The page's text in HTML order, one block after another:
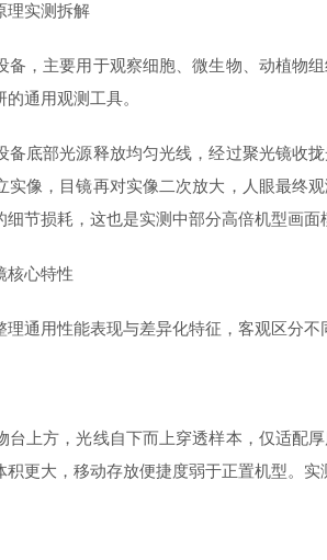
实测拆解
主要用于观察细胞、微生物、动植物
通用观测工具。
部光源释放均匀光线，经过聚光镜收
实像，目镜再对实像二次放大，人眼最终
节损耗，这也是实测中部分高倍机型画面
心特性
用性能表现与差异化特征，客观区分不
方，光线自下而上穿透样本，仅适配
更大，移动存放便捷度弱于正置机型。